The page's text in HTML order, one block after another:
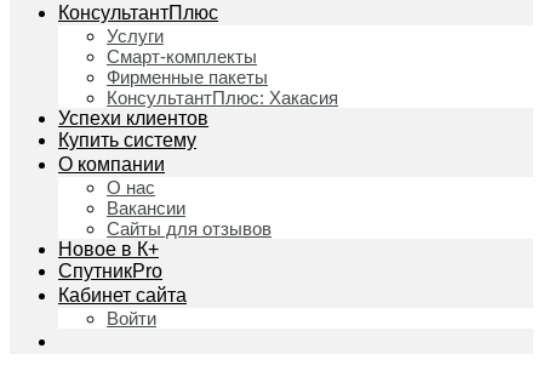
КонсультантПлюс
Услуги
Смарт-комплекты
Фирменные пакеты
КонсультантПлюс: Хакасия
Успехи клиентов
Купить систему
О компании
О нас
Вакансии
Сайты для отзывов
Новое в К+
СпутникPro
Кабинет сайта
Войти